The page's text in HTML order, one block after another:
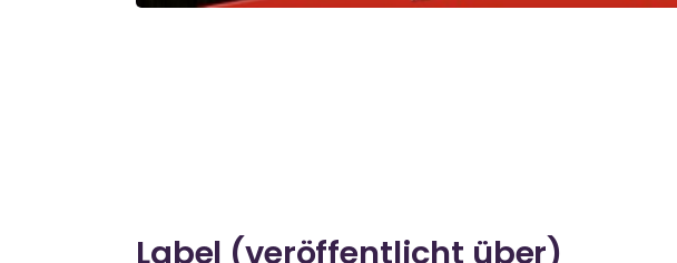
Label (veröffentlicht über)